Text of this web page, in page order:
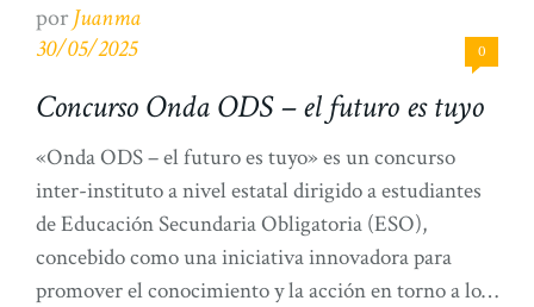
porJuanma
30/05/2025
0
Concurso Onda ODS – el futuro es tuyo
«Onda ODS – el futuro es tuyo» es un concurso
inter-instituto a nivel estatal dirigido a estudiantes
de Educación Secundaria Obligatoria (ESO),
concebido como una iniciativa innovadora para
promover el conocimiento y la acción en torno a los